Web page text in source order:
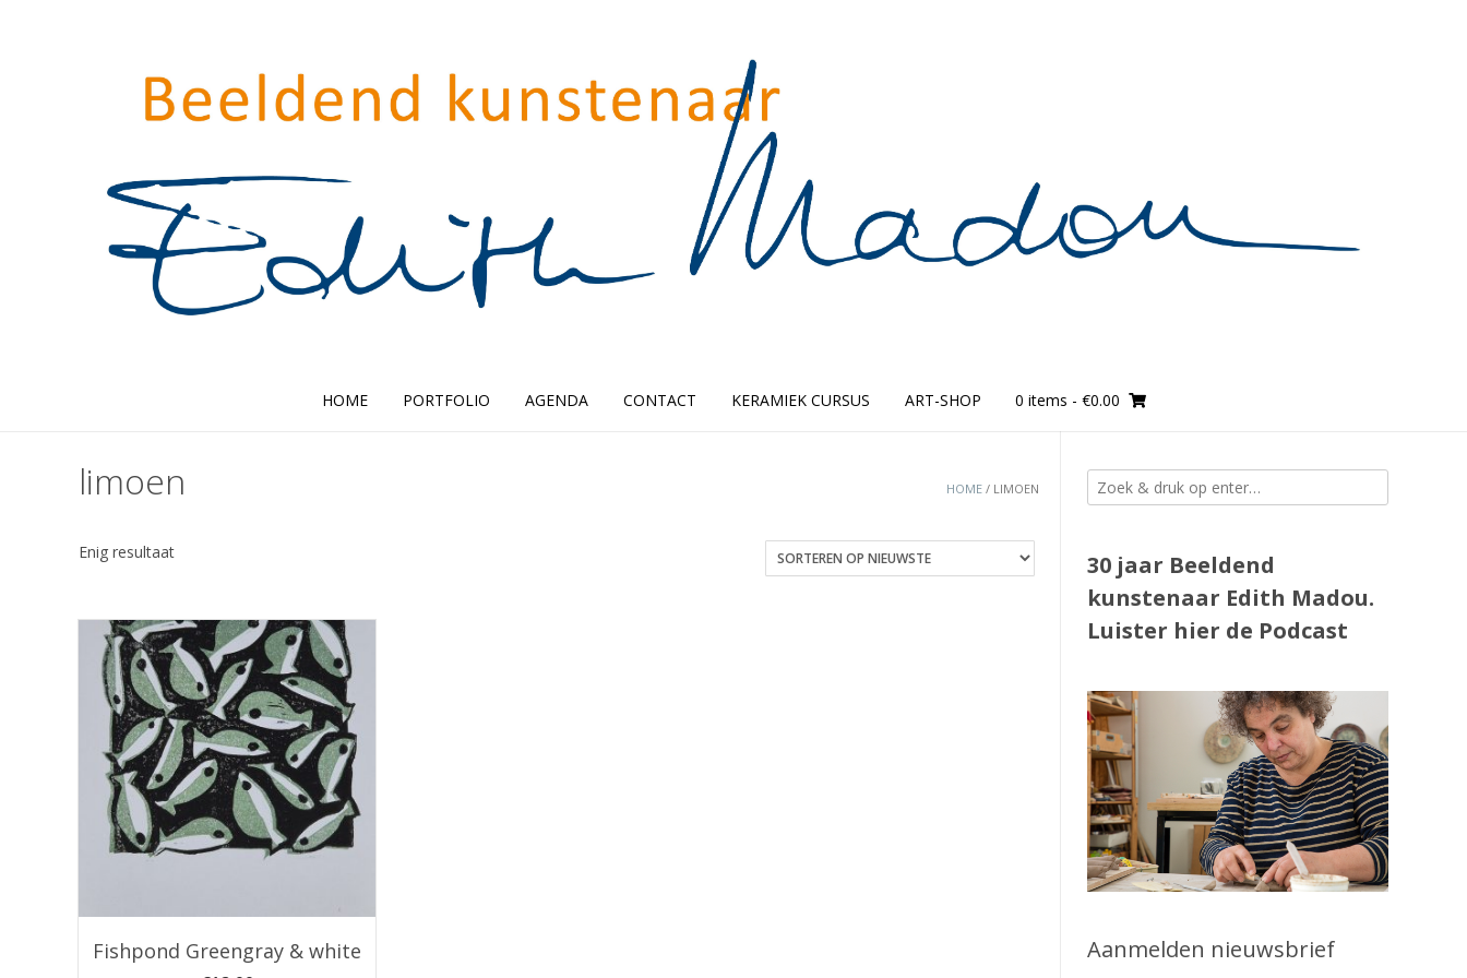
HOME PORTFOLIO AGENDA CONTACT KERAMIEK CURSUS ART-SHOP 0 items - €0.00
HOME / LIMOEN
limoen
Enig resultaat
Fishpond Greengray & white
30 jaar Beeldend
kunstenaar Edith Madou.
Luister hier de Podcast
Aanmelden nieuwsbrief